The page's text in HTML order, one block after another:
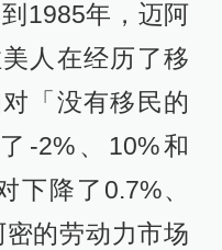
1985年，迈阿
人在经历了移
「没有移民的
-2%、10%和
下降了0.7%、
的劳动力市场